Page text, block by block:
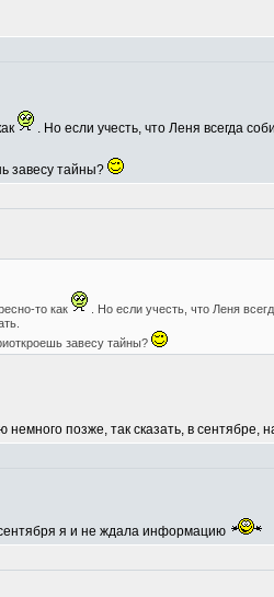
. Но если учесть, что Леня всегда
завесу тайны?
то как . Но если учесть, что Леня
завесу тайны?
немного позже, так сказать, в сентябре,
я и не ждала информацию